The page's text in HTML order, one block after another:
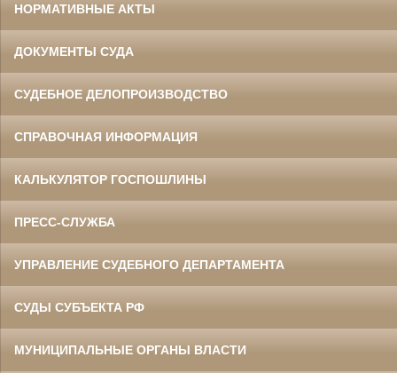
НОРМАТИВНЫЕ АКТЫ
ДОКУМЕНТЫ СУДА
СУДЕБНОЕ ДЕЛОПРОИЗВОДСТВО
СПРАВОЧНАЯ ИНФОРМАЦИЯ
КАЛЬКУЛЯТОР ГОСПОШЛИНЫ
ПРЕСС-СЛУЖБА
УПРАВЛЕНИЕ СУДЕБНОГО ДЕПАРТАМЕНТА
СУДЫ СУБЪЕКТА РФ
МУНИЦИПАЛЬНЫЕ ОРГАНЫ ВЛАСТИ